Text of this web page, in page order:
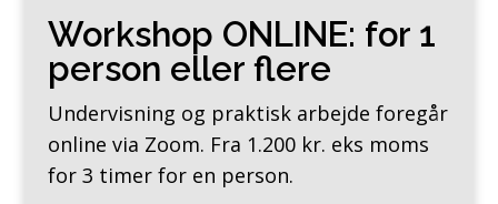
Workshop ONLINE: for 1
person eller flere
Undervisning og praktisk arbejde foregår
online via Zoom. Fra 1.200 kr. eks moms
for 3 timer for en person.